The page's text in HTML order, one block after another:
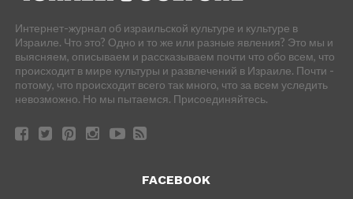
Интернет-журнал об израильской культуре и культуре в
Израиле. Что это? Одно и то же или разные явления? Это мы и
выясняем, описываем и рассказываем почти что обо всем, что
происходит в мире культуры и развлечений в Израиле. Почти -
потому, что происходит всего так много, что за всем уследить
невозможно. Но мы пытаемся. Присоединяйтесь.
FACEBOOK